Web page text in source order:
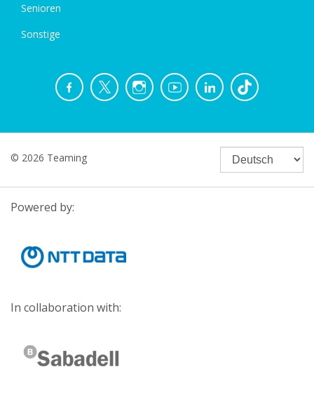
Senioren
Sonstige
© 2026 Teaming
Powered by:
In collaboration with: